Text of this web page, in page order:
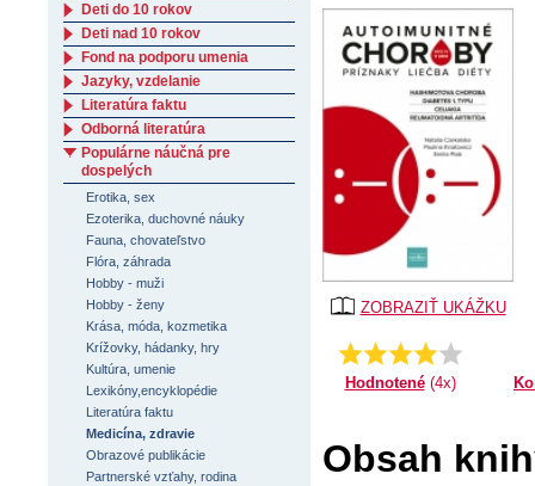
ZOBRAZIŤ UKÁŽKU
Priemer:
4.0
Hodnotené(4x)
Obsah
Deti do 10 rokov
Deti nad 10 rokov
Fond na podporu umenia
Jazyky, vzdelanie
Literatúra faktu
Odborná literatúra
Populárne náučná pre
dospelých
Erotika, sex
Ezoterika, duchovné náuky
Fauna, chovateľstvo
Flóra, záhrada
Hobby - muži
Hobby - ženy
Krása, móda, kozmetika
Krížovky, hádanky, hry
Kultúra, umenie
Lexikóny,encyklopédie
Literatúra faktu
Medicína, zdravie
Obrazové publikácie
Partnerské vzťahy, rodina